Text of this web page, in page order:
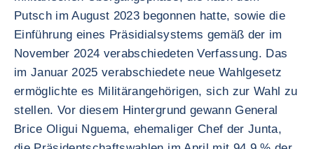
Putsch im August 2023 begonnen hatte, sowie die
Einführung eines Präsidialsystems gemäß der im
November 2024 verabschiedeten Verfassung. Das
im Januar 2025 verabschiedete neue Wahlgesetz
ermöglichte es Militärangehörigen, sich zur Wahl zu
stellen. Vor diesem Hintergrund gewann General
Brice Oligui Nguema, ehemaliger Chef der Junta,